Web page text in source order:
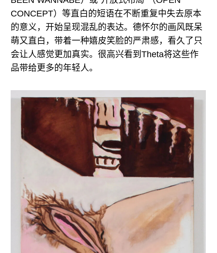
CONCEPT）等直白的短语在不断重复中失去原本
的意义，开始呈现混乱的表达。德怀尔的画风既呆
萌又直白，带着一种嬉皮笑脸的严肃感，看久了只
会让人感觉更加真实。很高兴看到Theta将这些作
品带给更多的年轻人。